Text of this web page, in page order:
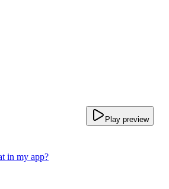
Play preview
in my app?